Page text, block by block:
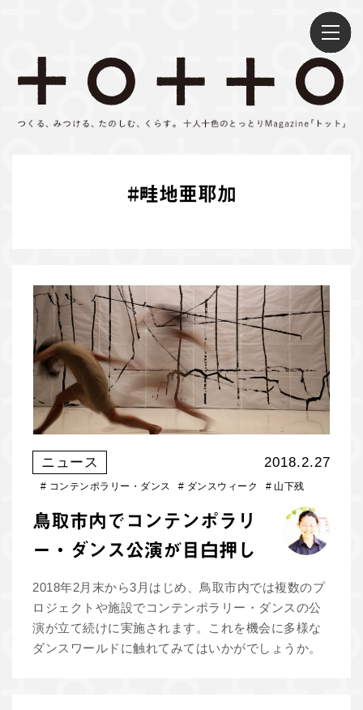
#畦地亜耶加
ニュース
# コンテンポラリー・ダンス # ダンスウィーク # 山下残
2018.2.27
鳥取市内でコンテンポラリ
ー・ダンス公演が目白押し
2018年2月末から3月はじめ、鳥取市内では複数のプ
ロジェクトや施設でコンテンポラリー・ダンスの公
演が立て続けに実施されます。これを機会に多様な
ダンスワールドに触れてみてはいかがでしょうか。